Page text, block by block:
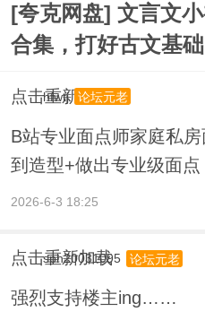
[夸克网盘] 文言文
合集，打好古文基础
点击重新加载
hfwtj 论坛元老
B站专业面点师家庭私
到造型+做出专业级面点
2026-6-3 18:25
点击重新加载
sph20031095 论坛元老
强烈支持楼主ing……